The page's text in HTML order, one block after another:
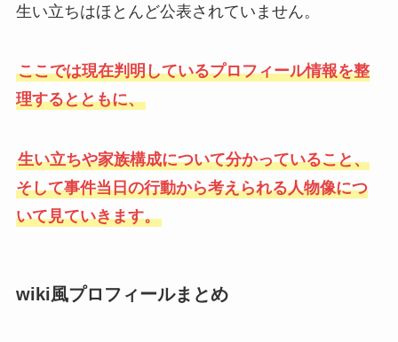
生い立ちはほとんど公表されていません。
ここでは現在判明しているプロフィール情報を整
理するとともに、
生い立ちや家族構成について分かっていること、
そして事件当日の行動から考えられる人物像につ
いて見ていきます。
wiki風プロフィールまとめ